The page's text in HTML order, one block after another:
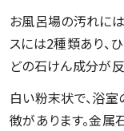
お風呂場の汚れに
スには2種類あり、
どの石けん成分が反
白い粉末状で、浴
徴があります。金属